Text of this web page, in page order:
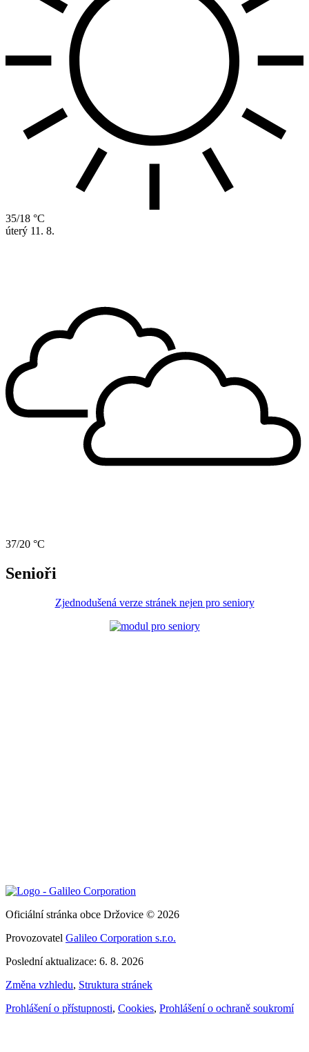
35/18 °C
úterý 11. 8.
37/20 °C
Senioři
Zjednodušená verze stránek nejen pro seniory
Oficiální stránka obce Držovice © 2026
Provozovatel Galileo Corporation s.r.o.
Poslední aktualizace: 6. 8. 2026
Změna vzhledu, Struktura stránek
Prohlášení o přístupnosti, Cookies, Prohlášení o ochraně soukromí